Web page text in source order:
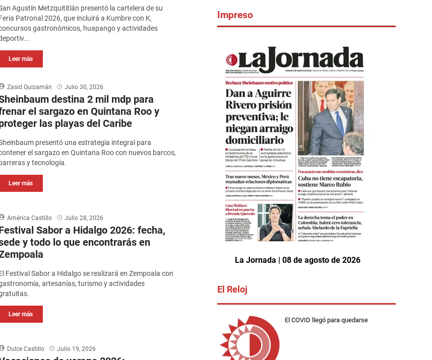
Agustín Metzquititlán presentó la cartelera de su
Patronal 2026, que incluirá a Kumbre con K,
gastronómicos, huapango y actividades
Leer más
Zasid Quizamán Julio 30, 2026
destina 2 mil mdp para
el sargazo en Quintana Roo y
las playas del Caribe
presentó una estrategia integral para
el sargazo en Quintana Roo con nuevos barcos,
barreras y tecnología.
Leer más
América Castillo Julio 28, 2026
Sabor a Hidalgo 2026: fecha,
y todo lo que encontrarás en
Festival Sabor a Hidalgo se realizará en Zempoala con
artesanías, turismo y actividades
Leer más
Dulce Castillo Julio 19, 2026
Impreso
La Jornada | 08 de agosto de 2026
El Reloj
El COVID llegó para quedarse